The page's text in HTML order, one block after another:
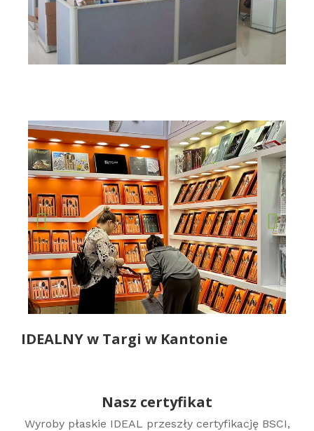
IDEALNY w Targi w Kantonie
Nasz certyfikat
Wyroby płaskie IDEAL przeszły certyfikację BSCI,